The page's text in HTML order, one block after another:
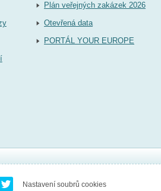
Plán veřejných zakázek 2026
Otevřená data
PORTÁL YOUR EUROPE
Nastavení soubrů cookies